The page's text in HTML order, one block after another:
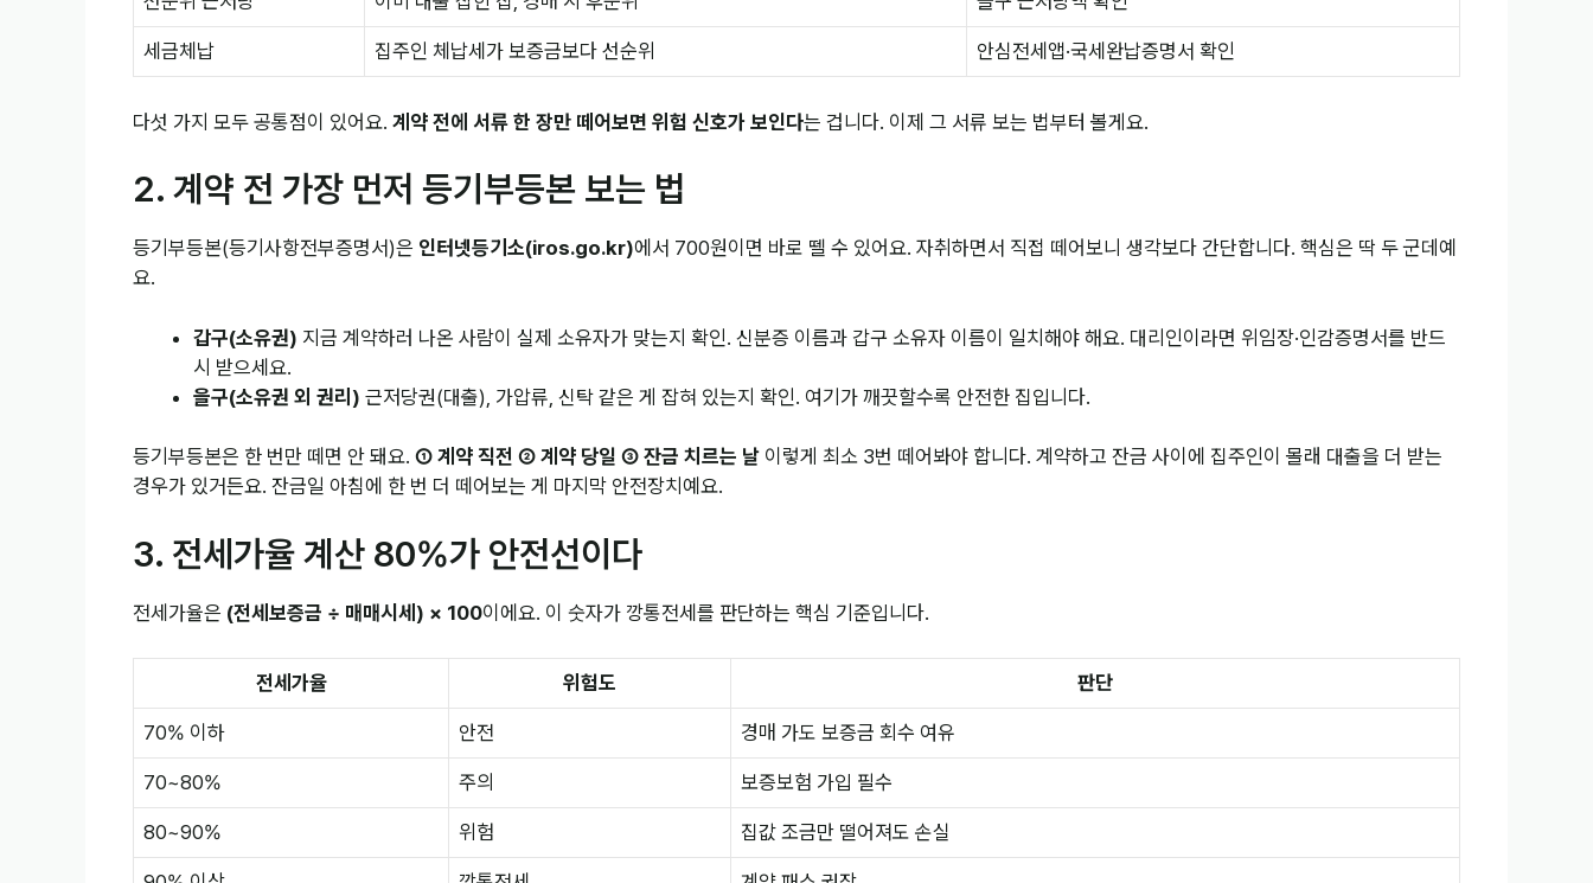
세금체납 집주인 체납세가 보증금보다 선순위 안심전세앱·국세완납증명서 확인
다섯 가지 모두 공통점이 있어요. 계약 전에 서류 한 장만 떼어보면 위험 신호가 보인다는 겁니다. 이제 그 서류 보는 법부터 볼게요.
2. 계약 전 가장 먼저 등기부등본 보는 법
등기부등본(등기사항전부증명서)은 인터넷등기소(iros.go.kr)에서 700원이면 바로 뗄 수 있어요. 자취하면서 직접 떼어보니 생각보다 간단합니다. 핵심은 딱 두 군데예
요.
갑구(소유권) 지금 계약하러 나온 사람이 실제 소유자가 맞는지 확인. 신분증 이름과 갑구 소유자 이름이 일치해야 해요. 대리인이라면 위임장·인감증명서를 반드
시 받으세요.
을구(소유권 외 권리) 근저당권(대출), 가압류, 신탁 같은 게 잡혀 있는지 확인. 여기가 깨끗할수록 안전한 집입니다.
등기부등본은 한 번만 떼면 안 돼요. ① 계약 직전 ② 계약 당일 ③ 잔금 치르는 날 이렇게 최소 3번 떼어봐야 합니다. 계약하고 잔금 사이에 집주인이 몰래 대출을 더 받는
경우가 있거든요. 잔금일 아침에 한 번 더 떼어보는 게 마지막 안전장치예요.
3. 전세가율 계산 80%가 안전선이다
전세가율은 (전세보증금 ÷ 매매시세) × 100이에요. 이 숫자가 깡통전세를 판단하는 핵심 기준입니다.
전세가율 위험도 판단
70% 이하 안전 경매 가도 보증금 회수 여유
70~80% 주의 보증보험 가입 필수
80~90% 위험 집값 조금만 떨어져도 손실